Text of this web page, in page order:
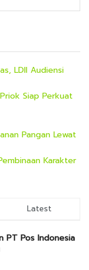
LDII Audiensi
Siap Perkuat
Pangan Lewat
Karakter
Latest
PT Pos Indonesia